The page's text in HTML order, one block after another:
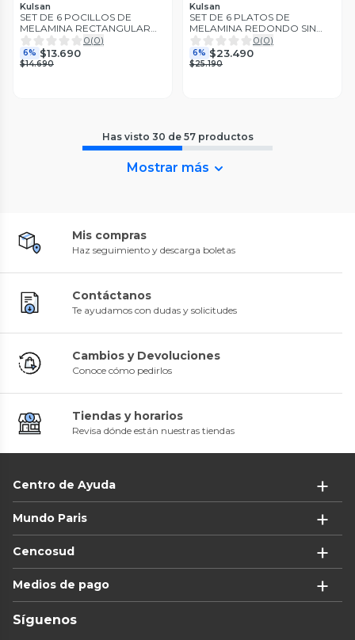
Kulsan
SET DE 6 POCILLOS DE
MELAMINA RECTANGULAR
BLANCO 17.2 X 12.3 CM LINEA
LINEA CLASICA
0(0)
6% $13.690
$14.690
Kulsan
SET DE 6 PLATOS DE
MELAMINA REDONDO SIN
BORDE BLANCO 23 CM L
0(0)
6% $23.490
$25.190
Has visto 30 de 57 productos
Mostrar más
Mis compras
Haz seguimiento y descarga boletas
Contáctanos
Te ayudamos con dudas y solicitudes
Cambios y Devoluciones
Conoce cómo pedirlos
Tiendas y horarios
Revisa dónde están nuestras tiendas
Centro de Ayuda
Mundo Paris
Cencosud
Medios de pago
Síguenos